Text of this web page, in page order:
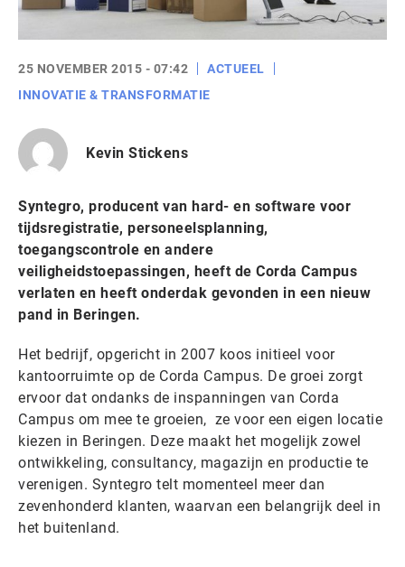
25 NOVEMBER 2015 - 07:42
ACTUEEL
INNOVATIE & TRANSFORMATIE
Kevin Stickens
Syntegro, producent van hard- en software voor
tijdsregistratie, personeelsplanning,
toegangscontrole en andere
veiligheidstoepassingen, heeft de Corda Campus
verlaten en heeft onderdak gevonden in een nieuw
pand in Beringen.
Het bedrijf, opgericht in 2007 koos initieel voor
kantoorruimte op de Corda Campus. De groei zorgt
ervoor dat ondanks de inspanningen van Corda
Campus om mee te groeien, ze voor een eigen locatie
kiezen in Beringen. Deze maakt het mogelijk zowel
ontwikkeling, consultancy, magazijn en productie te
verenigen. Syntegro telt momenteel meer dan
zevenhonderd klanten, waarvan een belangrijk deel in
het buitenland. ​